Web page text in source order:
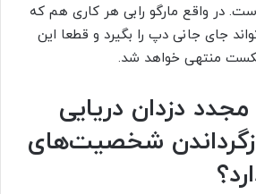
در واقع مارگو رابی هر کاری هم که
جای جانی دپ را بگیرد و قطعا این
منتهی خواهد شد.
مجدد دزدان دریایی
شخصیت‌های